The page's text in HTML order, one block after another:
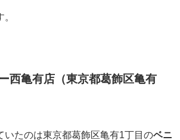
西亀有店（東京都葛飾区亀有
いたのは東京都葛飾区亀有1丁目のベニ